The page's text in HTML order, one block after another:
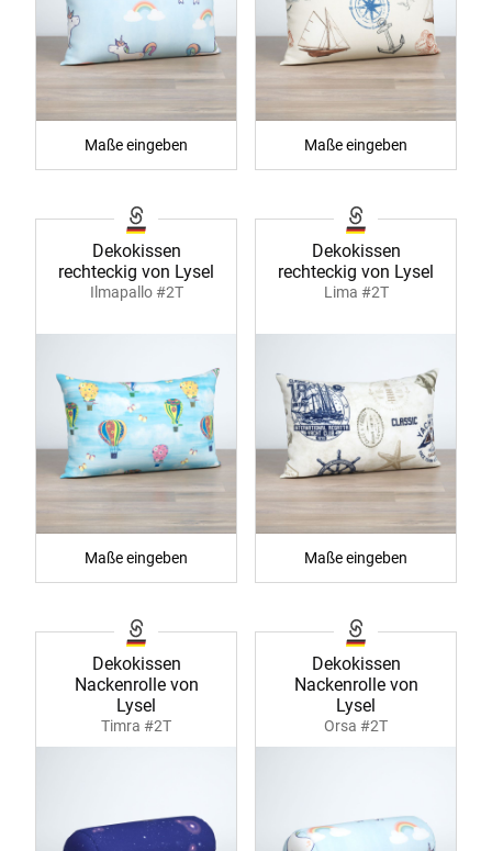
Maße eingeben Maße eingeben
Dekokissen
rechteckig von Lysel
Ilmapallo #2T
Maße eingeben
Dekokissen
rechteckig von Lysel
Lima #2T
Maße eingeben
Dekokissen
Nackenrolle von
Lysel
Timra #2T
Dekokissen
Nackenrolle von
Lysel
Orsa #2T